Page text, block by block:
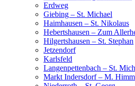
Erdweg
Giebing – St. Michael
Haimhausen – St. Nikolaus
Hebertshausen – Zum
Hilgertshausen – St. Stephan
Jetzendorf
Karlsfeld
Langenpettenbach – St.
Markt Indersdorf – M.